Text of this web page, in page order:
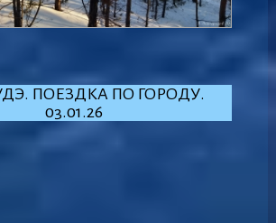
ПОЕЗДКА ПО ГОРОДУ.
03.01.26